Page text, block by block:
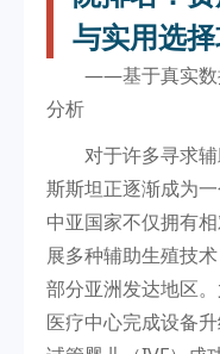
与实用选
——基于真实数
分析
对于许多寻求
斯斯坦正逐渐成为
中亚国家不仅拥有
展多种辅助生殖技
部分亚洲发达地区
医疗中心完成设备